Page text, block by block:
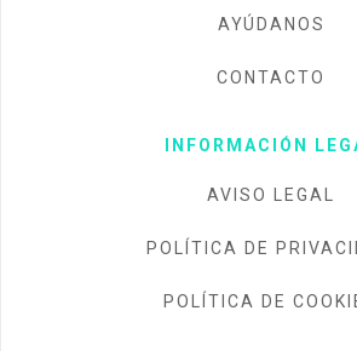
AYÚDANOS
CONTACTO
INFORMACIÓN
AVISO LEGAL
POLÍTICA DE
POLÍTICA DE